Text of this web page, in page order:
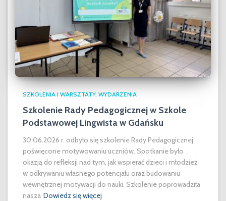
SZKOLENIA I WARSZTATY WYDARZENIA
Szkolenie Rady Pedagogicznej w Szkole
Podstawowej Lingwista w Gdańsku
30.06.2026 r. odbyło się szkolenie Rady Pedagogicznej
poświęcone motywowaniu uczniów. Spotkanie było
okazją do refleksji nad tym, jak wspierać dzieci i młodzież
w odkrywaniu własnego potencjału oraz budowaniu
wewnętrznej motywacji do nauki. Szkolenie poprowadziła
nasza Dowiedz się więcej